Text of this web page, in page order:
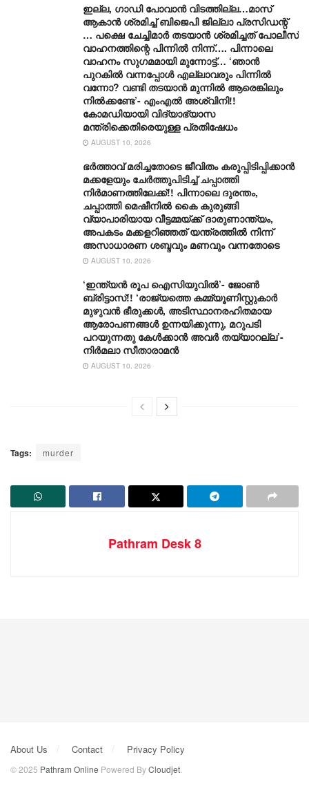
ഇല്ല, ​ഗാഡി പോവാൻ വിടത്തില്ല…മാസ്
ആകാൻ ശ്രമിച്ച് ബിജെപി ജില്ലാ പ്രസിഡന്റ്
… പക്ഷെ ചേച്ചിമാർ തടയാൻ ശ്രമിച്ചത് പോലീസ്
വാഹനത്തിന്റെ പിന്നിൽ നിന്ന്…. പിന്നാലെ
വാഹനം സു​ഗമമായി മുന്നോട്ട്… ‘ഞാൻ
പുറകിൽ വന്നപ്പോൾ എല്ലാവരും പിന്നിൽ
വന്നോ? വണ്ടി തടയാൻ മുന്നിൽ ആരെങ്കിലും
നിൽക്കണ്ടേ’- എംഎൽ അശ്വിനി!!
കോമഡിയായി വിദ്യാഭ്യാസ
മന്ത്രിക്കെതിരെയുള്ള പ്രതിഷേധം
AUGUST 10, 2026
ഭർത്താവ് മരിച്ചതോടെ ജീവിതം കരുപ്പിടിപ്പിക്കാൻ
മക്കളേയും ചേർത്തുപിടിച്ച് ചപ്പാത്തി
നിർമാണത്തിലേക്ക്!! പിന്നാലെ ദുരന്തം,
ചപ്പാത്തി മെഷീനിൽ കൈ കുരുങ്ങി
വ്യാപാരിയായ വീട്ടമ്മയ്ക്ക് ദാരുണാന്ത്യം,
അപകടം മക്കളറിഞ്ഞത് യന്ത്രത്തിൽ നിന്ന്
അസാധാരണ ശബ്ദവും മണവും വന്നതോടെ
AUGUST 10, 2026
‘ഇന്ത്യൻ രൂപ ഐസിയുവിൽ’- ജോൺ
ബ്രിട്ടാസ്!! ‘രാജ്യത്തെ കമ്മ്യൂണിസ്റ്റുകാർ
മുഴുവൻ ഭീരുക്കൾ, അടിസ്ഥാനരഹിതമായ
ആരോപണങ്ങൾ ഉന്നയിക്കുന്നു, മറുപടി
പറയുന്നതു കേൾക്കാൻ അവർ തയ്യാറല്ല’-
നിർമലാ സീതാരാമൻ
AUGUST 10, 2026
Tags: murder
Pathram Desk 8
About Us Contact Privacy Policy
© 2025 Pathram Online Powered ByCloudjet